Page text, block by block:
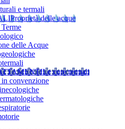
e termali
Proprietà delle acque
delle Acque
Le cure termali
convenzione